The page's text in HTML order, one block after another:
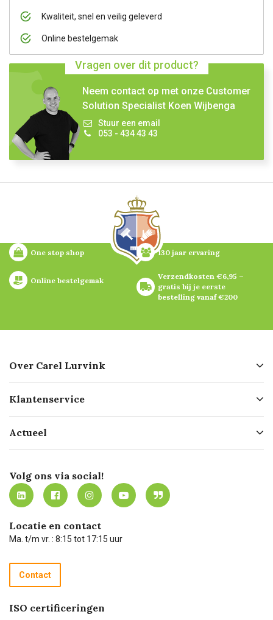
Kwaliteit, snel en veilig geleverd
Online bestelgemak
Vragen over dit product?
Neem contact op met onze Customer
Solution Specialist Koen Wijbenga
Stuur een email
053 - 434 43 43
One stop shop 130 jaar ervaring
Online bestelgemak
Verzendkosten €6,95 –
gratis bij je eerste
bestelling vanaf €200
Over Carel Lurvink
Geschiedenis
Missie
Werken bij Carel Lurvink
MVO
Klantenservice
Bezorgen
Mijn Carel Lurvink
Mijn Carel Lurvink instructievideo's
Carel Lurvink App
Hulp op afstand
Technische dienst
Recycle programma
Betalen
Actueel
Innovation LAB
Tevreden klanten
Carel Lurvink Blog
Carel de podcast
Volg ons via social!
Locatie en contact
Ma. t/m vr. : 8:15 tot 17:15 uur
Contact
ISO certificeringen